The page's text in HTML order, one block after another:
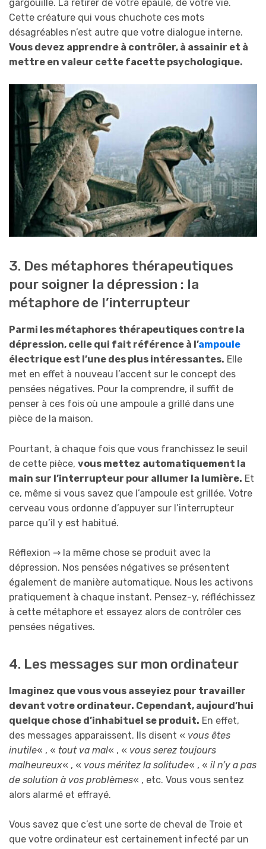
gargouille. La retirer de votre épaule, de votre vie.
Cette créature qui vous chuchote ces mots
désagréables n’est autre que votre dialogue interne.
Vous devez apprendre à contrôler, à assainir et à
mettre en valeur cette facette psychologique.
3. Des métaphores thérapeutiques
pour soigner la dépression : la
métaphore de l’interrupteur
Parmi les métaphores thérapeutiques contre la
dépression, celle qui fait référence à l’ampoule
électrique est l’une des plus intéressantes. Elle
met en effet à nouveau l’accent sur le concept des
pensées négatives. Pour la comprendre, il suffit de
penser à ces fois où une ampoule a grillé dans une
pièce de la maison.
Pourtant, à chaque fois que vous franchissez le seuil
de cette pièce, vous mettez automatiquement la
main sur l’interrupteur pour allumer la lumière. Et
ce, même si vous savez que l’ampoule est grillée. Votre
cerveau vous ordonne d’appuyer sur l’interrupteur
parce qu’il y est habitué.
Réflexion ⇒ la même chose se produit avec la
dépression. Nos pensées négatives se présentent
également de manière automatique. Nous les activons
pratiquement à chaque instant. Pensez-y, réfléchissez
à cette métaphore et essayez alors de contrôler ces
pensées négatives.
4. Les messages sur mon ordinateur
Imaginez que vous vous asseyiez pour travailler
devant votre ordinateur. Cependant, aujourd’hui
quelque chose d’inhabituel se produit. En effet,
des messages apparaissent. Ils disent « vous êtes
inutile« , « tout va mal« , « vous serez toujours
malheureux« , « vous méritez la solitude« , « il n’y a pas
de solution à vos problèmes« , etc. Vous vous sentez
alors alarmé et effrayé.
Vous savez que c’est une sorte de cheval de Troie et
que votre ordinateur est certainement infecté par un